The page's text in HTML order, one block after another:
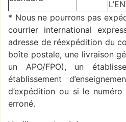
* Nous ne pourrons pas
courrier international
adresse de réexpédition du
boîte postale, une livraison
un APO/FPO), un
établissement
d’expédition ou si le
erroné.